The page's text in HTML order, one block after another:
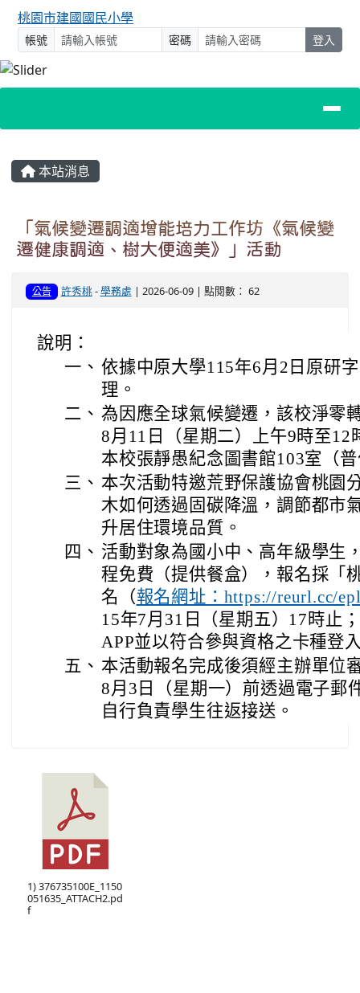
桃園市建國國民小學
帳號 密碼 登入
主內容區域
本站消息
「氣候變遷調適增能培力工作坊《氣候變
遷健康調適、樹大便適美》」活動
公告 許秀桃-學務處 | 2026-06-09 | 點閱數： 62
說明：
一、 依據中原大學115年6月2日原研
理。
二、 為因應全球氣候變遷，該校淨零
8月11日（星期二）上午9時至12
本校張靜愚紀念圖書館103室（
三、 本次活動特邀荒野保護協會桃園
木如何透過固碳降溫，調節都市
升居住環境品質。
四、 活動對象為國小中、高年級學生
程免費（提供餐盒），報名採「
名（報名網址：https://reurl.cc/
15年7月31日（星期五）17時止
APP並以符合參與資格之卡種登
五、 本活動報名完成後須經主辦單位
8月3日（星期一）前透過電子郵
自行負責學生往返接送。
1) 376735100E_1150
051635_ATTACH2.pd
f